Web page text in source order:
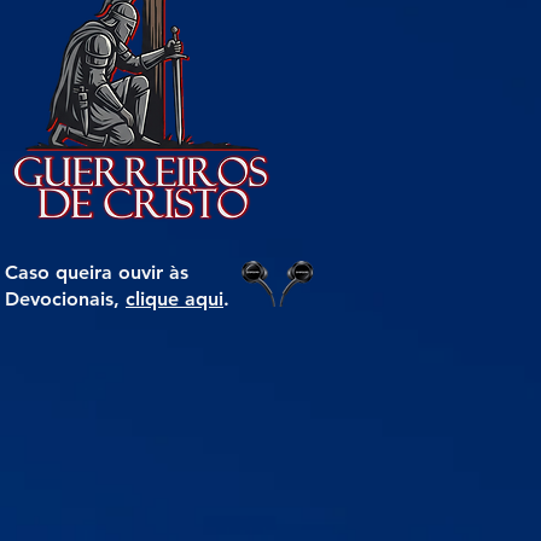
Caso queira ouvir às
Devocionais, clique aqui.